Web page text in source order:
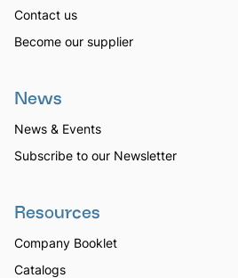
Contact us
Become our supplier
News
News & Events
Subscribe to our Newsletter
Resources
Company Booklet
Catalogs